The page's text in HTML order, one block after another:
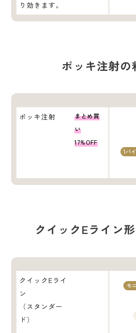
り効きます。
ポッキ注射の
ポッキ注射
まとめ買
い
17%OFF
1バ
クイックEライン
クイックEライ
ン
（スタンダー
ド）
モ